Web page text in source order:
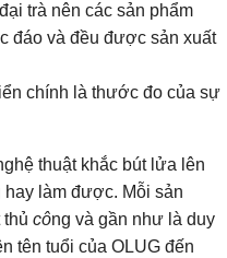
trà nên các sản phẩm
đáo và đều được sản xuất
chính là thước đo của sự
thuật khắc bút lửa lên
làm được. Mỗi sản
thủ công và gần như là duy
tên tuổi của OLUG đến